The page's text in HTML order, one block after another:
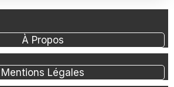
À Propos
Mentions Légales